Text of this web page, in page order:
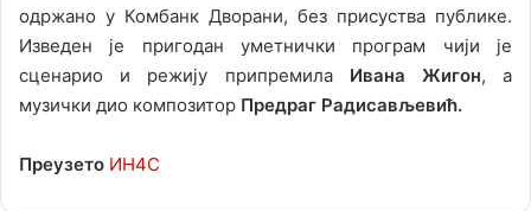
одржано у Комбанк Дворани, без присуства публике.
Изведен је пригодан уметнички програм чији је
сценарио и режију припремила Ивана Жигон, а
музички дио композитор Предраг Радисављевић.
Преузето ИН4С